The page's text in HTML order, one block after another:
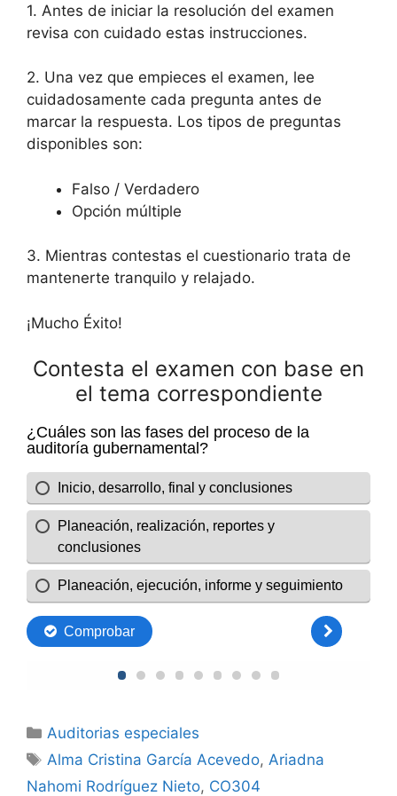
1. Antes de iniciar la resolución del examen
revisa con cuidado estas instrucciones.
2. Una vez que empieces el examen, lee
cuidadosamente cada pregunta antes de
marcar la respuesta. Los tipos de preguntas
disponibles son:
Falso / Verdadero
Opción múltiple
3. Mientras contestas el cuestionario trata de
mantenerte tranquilo y relajado.
¡Mucho Éxito!
Contesta el examen con base en
el tema correspondiente
Categorías
Auditorias especiales
Etiquetas
Alma Cristina García Acevedo,Ariadna
Nahomi Rodríguez Nieto, CO304